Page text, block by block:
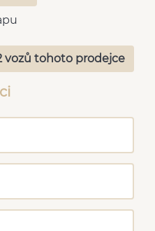
vozů tohoto prodejce